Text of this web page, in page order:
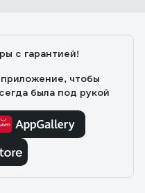
с гарантией!
чтобы
была под рукой